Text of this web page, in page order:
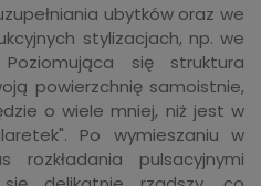
ubytków oraz we
stylizacjach, np. we
się struktura
powierzchnię samoistnie,
o wiele mniej, niż jest w
Po wymieszaniu w
rozkładania pulsacyjnymi